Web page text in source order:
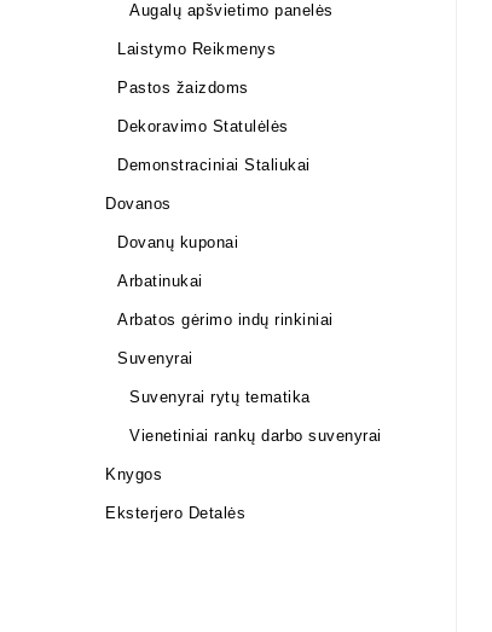
Augalų apšvietimo panelės
Laistymo Reikmenys
Pastos žaizdoms
Dekoravimo Statulėlės
Demonstraciniai Staliukai
Dovanos
Dovanų kuponai
Arbatinukai
Arbatos gėrimo indų rinkiniai
Suvenyrai
Suvenyrai rytų tematika
Vienetiniai rankų darbo suvenyrai
Knygos
Eksterjero Detalės